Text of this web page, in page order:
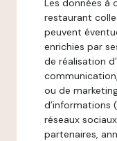
Les données à
restaurant
peuvent
enrichies par
de réalisation
ou de
d’informations
réseaux
partenaires,